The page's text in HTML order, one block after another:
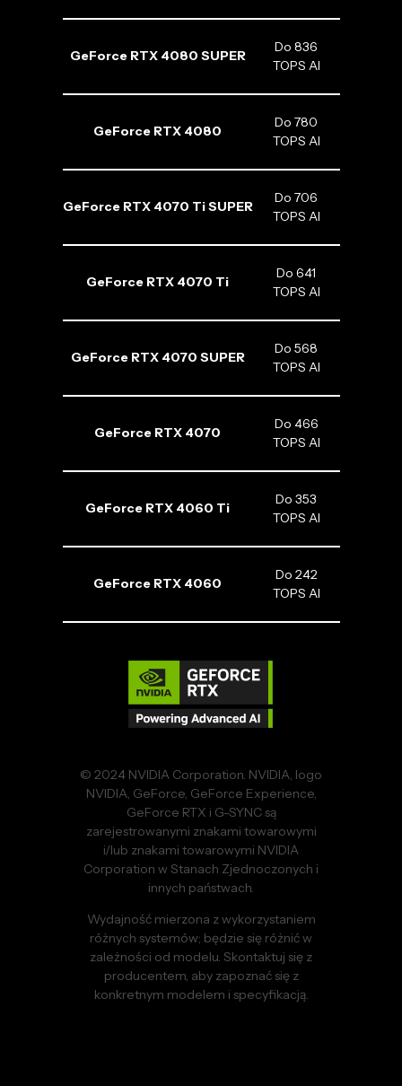
GeForce RTX 4080 SUPER
Do 836
TOPS AI
GeForce RTX 4080
Do 780
TOPS AI
GeForce RTX 4070 Ti SUPER
Do 706
TOPS AI
GeForce RTX 4070 Ti
Do 641
TOPS AI
GeForce RTX 4070 SUPER
Do 568
TOPS AI
GeForce RTX 4070
Do 466
TOPS AI
GeForce RTX 4060 Ti
Do 353
TOPS AI
GeForce RTX 4060
Do 242
TOPS AI
© 2024 NVIDIA Corporation. NVIDIA, logo
NVIDIA, GeForce, GeForce Experience,
GeForce RTX i G-SYNC są
zarejestrowanymi znakami towarowymi
i/lub znakami towarowymi NVIDIA
Corporation w Stanach Zjednoczonych i
innych państwach.
Wydajność mierzona z wykorzystaniem
różnych systemów; będzie się różnić w
zależności od modelu. Skontaktuj się z
producentem, aby zapoznać się z
konkretnym modelem i specyfikacją.